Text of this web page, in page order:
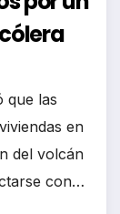
que las
en
del volcán
con…